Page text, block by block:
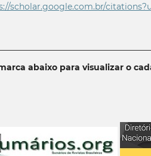
scholar.google.com.br/
abaixo para visualizar o